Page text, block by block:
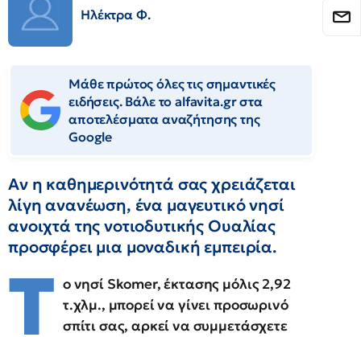
Ηλέκτρα Φ.
Μάθε πρώτος όλες τις σημαντικές
ειδήσεις. Βάλε το alfavita.gr στα
αποτελέσματα αναζήτησης της
Google
Αν η καθημερινότητά σας χρειάζεται
λίγη ανανέωση, ένα μαγευτικό νησί
ανοιχτά της νοτιοδυτικής Ουαλίας
προσφέρει μια μοναδική εμπειρία.
Τ ο νησί Skomer, έκτασης μόλις 2,92
τ.χλμ., μπορεί να γίνει προσωρινό
σπίτι σας, αρκεί να συμμετάσχετε